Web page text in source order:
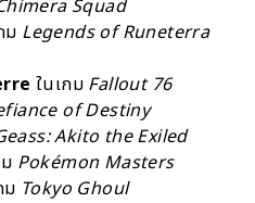
Squad
ม Legends of Runeterra
ในเกม Fallout 76
of Destiny
Akito the Exiled
Pokémon Masters
ม Tokyo Ghoul